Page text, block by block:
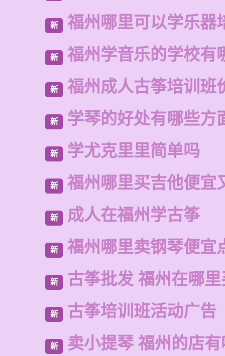
新 福州哪里可以学乐器
新 福州学音乐的学校有
新 福州成人古筝培训班
新 学琴的好处有哪些方
新 学尤克里里简单吗
新 福州哪里买吉他便宜
新 成人在福州学古筝
新 福州哪里卖钢琴便宜
新 古筝批发 福州在哪
新 古筝培训班活动广告
新 卖小提琴 福州的店